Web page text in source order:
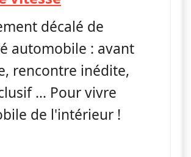
décalé de
automobile : avant
rencontre inédite,
… Pour vivre
de l'intérieur !